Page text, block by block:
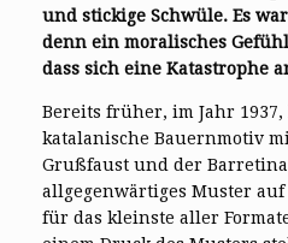
und stickige Schwüle. Es
denn ein moralisches
dass sich eine Katastrophe
Bereits früher, im Jahr
katalanische Bauernmotiv
Grußfaust und der
allgegenwärtiges Muster
für das kleinste aller